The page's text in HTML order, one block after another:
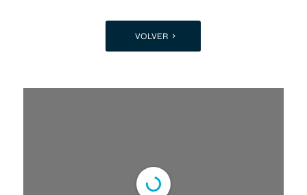
VOLVER